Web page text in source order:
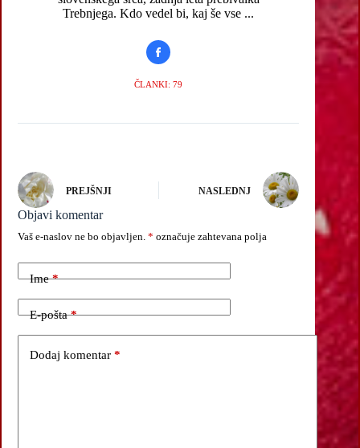
Trebnjega. Kdo vedel bi, kaj še vse ...
ČLANKI: 79
PREJŠNJI NASLEDNJ
Objavi komentar
Vaš e-naslov ne bo objavljen. * označuje zahtevana polja
Ime*
E-pošta*
Dodaj komentar *